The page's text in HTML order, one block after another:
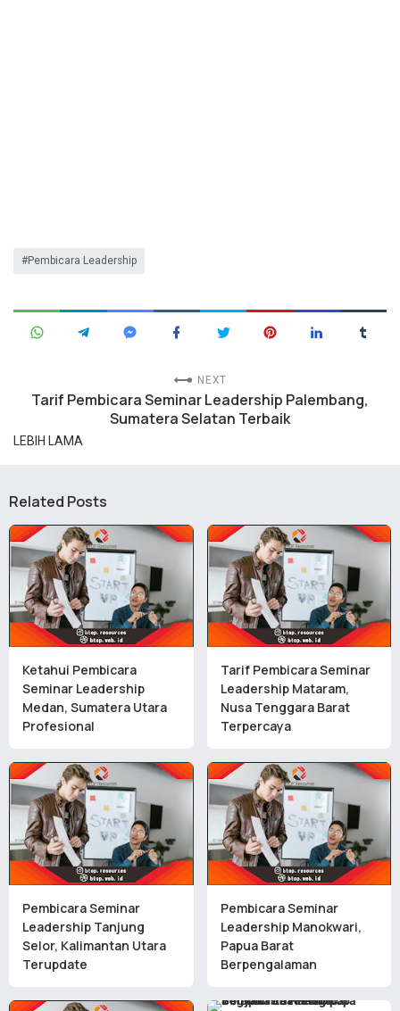
Pembicara Leadership
NEXT
Tarif Pembicara Seminar Leadership Palembang,
Sumatera Selatan Terbaik
LEBIH LAMA
Related Posts
Ketahui Pembicara
Seminar Leadership
Medan, Sumatera Utara
Profesional
Tarif Pembicara Seminar
Leadership Mataram,
Nusa Tenggara Barat
Terpercaya
Pembicara Seminar
Leadership Tanjung
Selor, Kalimantan Utara
Terupdate
Pembicara Seminar
Leadership Manokwari,
Papua Barat
Berpengalaman